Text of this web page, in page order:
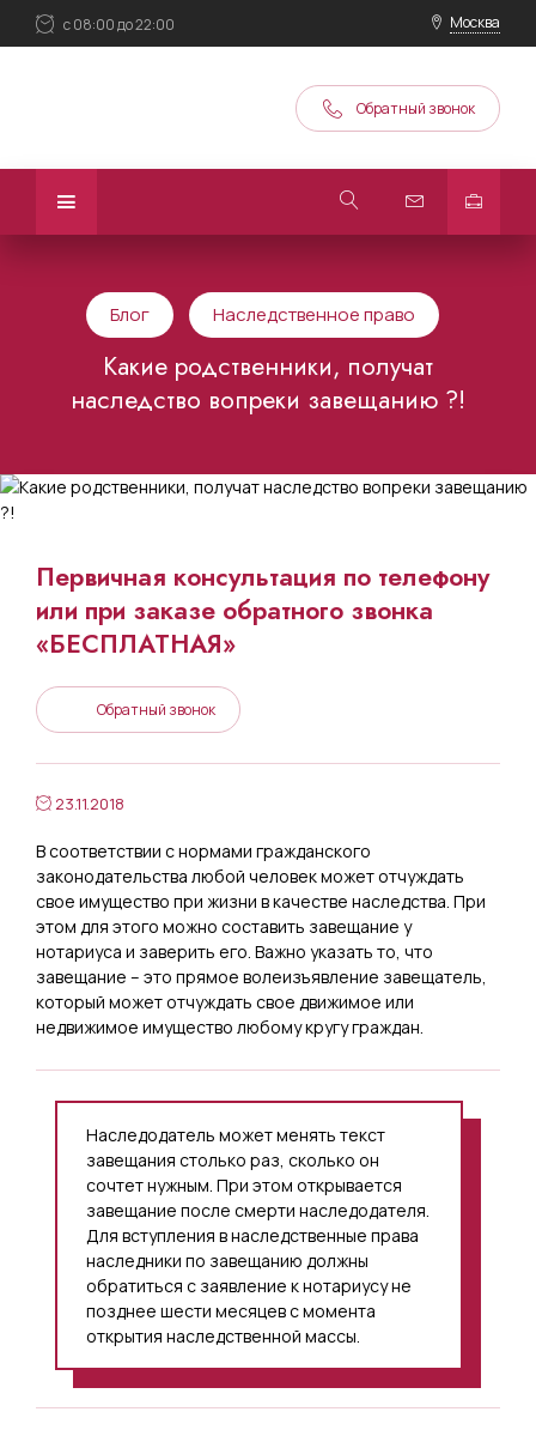
с 08:00 до 22:00 Москва
Обратный звонок
Блог Наследственное право
Какие родственники, получат
наследство вопреки завещанию ?!
Первичная консультация по телефону
или при заказе обратного звонка
«БЕСПЛАТНАЯ»
Обратный звонок
23.11.2018
В соответствии с нормами гражданского
законодательства любой человек может отчуждать
свое имущество при жизни в качестве наследства. При
этом для этого можно составить завещание у
нотариуса и заверить его. Важно указать то, что
завещание – это прямое волеизъявление завещатель,
который может отчуждать свое движимое или
недвижимое имущество любому кругу граждан.
Наследодатель может менять текст
завещания столько раз, сколько он
сочтет нужным. При этом открывается
завещание после смерти наследодателя.
Для вступления в наследственные права
наследники по завещанию должны
обратиться с заявление к нотариусу не
позднее шести месяцев с момента
открытия наследственной массы.